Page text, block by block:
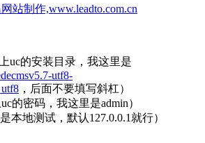
uc的安装目录，我这里是
utf8-
，后面不要填写斜杠）
的密码，我这里是admin）
本地测试，默认127.0.0.1就行）